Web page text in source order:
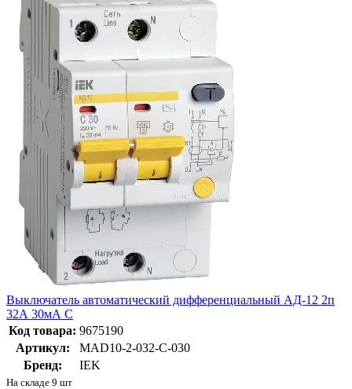
Выключатель автоматический дифференциальный АД-12 2п
32А 30мА С
Код товара: 9675190
Артикул:
MAD10-2-032-C-030
Бренд:
IEK
На складе 9 шт